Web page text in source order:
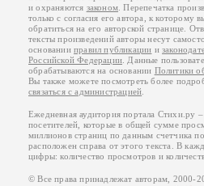
и охраняются законом . Перепечатка
только с согласия его автора, к которому
обратиться на его авторской странице.
тексты произведений авторы несут
основанииправил публикации и
Российской Федерации . Данные
обрабатываются на основании Политики
Вы также можете посмотреть более
связаться с администрацией
Ежедневная аудитория портала Стихи.ру
посетителей, которые в общей сумме
миллионов страниц по данным счетчика
расположен справа от этого текста. В
цифры: количество просмотров и
© Все права принадлежат авторам, 2000-